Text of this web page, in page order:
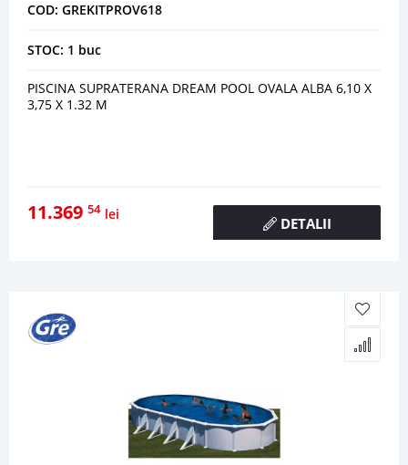
COD: GREKITPROV618
STOC: 1 buc
PISCINA SUPRATERANA DREAM POOL OVALA ALBA 6,10 X
3,75 X 1.32 M
11.369 54 lei
DETALII